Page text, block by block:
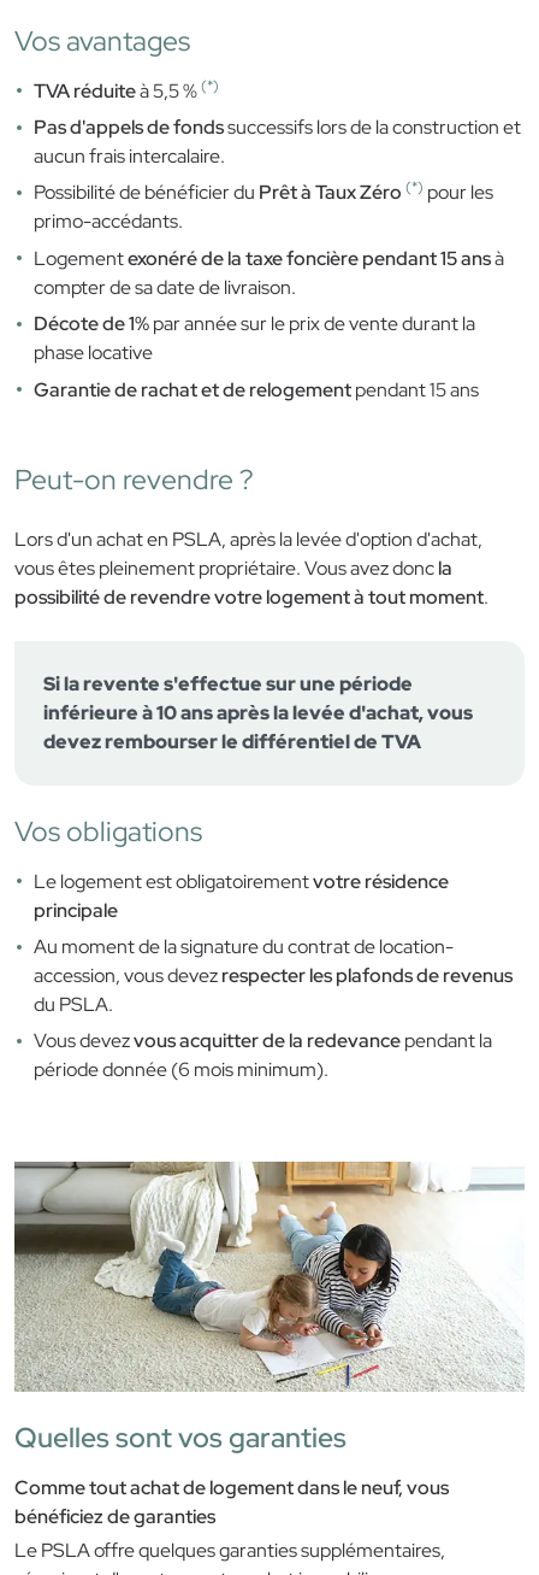
Vos avantages
TVA réduiteà 5,5 %(*)
Pas d'appels de fondssuccessifs lors de la construction et
aucun frais intercalaire.
Possibilité de bénéficier du Prêt à Taux Zéro (*) pour les
primo-accédants.
Logementexonéré de la taxe foncière pendant 15 ansà
compter de sa date de livraison.
Décote de 1%par année sur le prix de vente durant la
phase locative
Garantie de rachat et de relogementpendant 15 ans
Vos obligations
Le logement est obligatoirementvotre résidence
principale
Au moment de la signature du contrat de location-
accession, vous devezrespecter les plafonds de revenus
du PSLA.
Vous devezvous acquitter de la redevancependant la
période donnée (6 mois minimum).
Peut-on revendre ?
Lors d'un achat en PSLA, après la levée d'option d'achat,
vous êtes pleinement propriétaire. Vous avez doncla
possibilité de revendre votre logement à tout moment.
Si la revente s'effectue sur une période
inférieure à 10 ans après la levée d'achat, vous
devez rembourser le différentiel de TVA
Quelles sont vos garanties
Comme tout achat de logement dans le neuf, vous
bénéficiez de garanties
Le PSLA offre quelques garanties supplémentaires,